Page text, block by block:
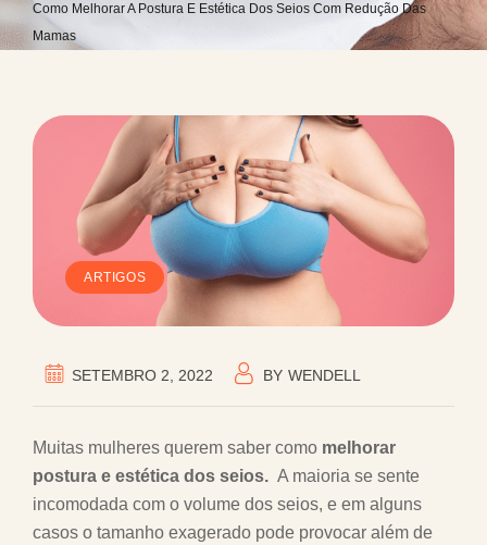
Como Melhorar A Postura E Estética Dos Seios Com Redução Das
Mamas
ARTIGOS
SETEMBRO 2, 2022 BY WENDELL
Muitas mulheres querem saber como melhorar
postura e estética dos seios. A maioria se sente
incomodada com o volume dos seios, e em alguns
casos o tamanho exagerado pode provocar além de